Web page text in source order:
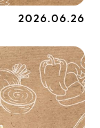
2026.06.26